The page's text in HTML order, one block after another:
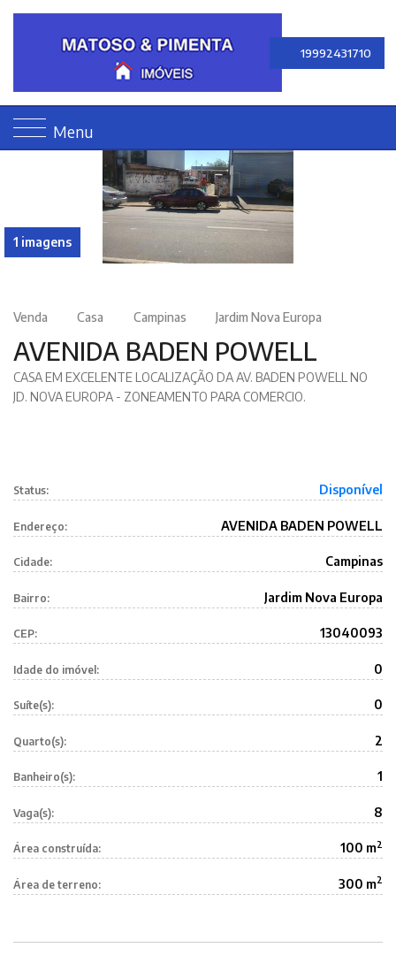
19992431710
Menu
1 imagens
Venda Casa Campinas Jardim Nova Europa
AVENIDA BADEN POWELL
CASA EM EXCELENTE LOCALIZAÇÃO DA AV. BADEN POWELL NO
JD. NOVA EUROPA - ZONEAMENTO PARA COMERCIO.
Status: Disponível
Endereço: AVENIDA BADEN POWELL
Cidade: Campinas
Bairro: Jardim Nova Europa
CEP: 13040093
Idade do imóvel: 0
Suíte(s): 0
Quarto(s): 2
Banheiro(s): 1
Vaga(s): 8
Área construída: 100 m2
Área de terreno: 300 m2